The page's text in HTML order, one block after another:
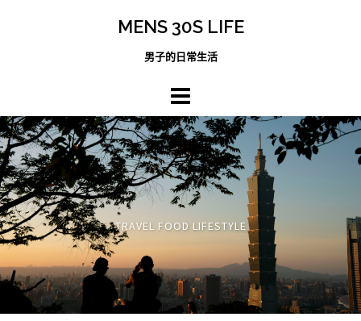
MENS 30S LIFE
男子的日常生活
TRAVEL FOOD LIFESTYLE